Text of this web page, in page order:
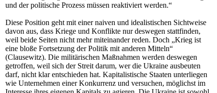
und der politische Prozess müssen reaktiviert werden.“
Diese Position geht mit einer naiven und idealistischen Sichtweise
davon aus, dass Kriege und Konflikte nur deswegen stattfinden,
weil beide Seiten nicht mehr miteinander reden. Doch „Krieg ist
eine bloße Fortsetzung der Politik mit anderen Mitteln“
(Clausewitz). Die militärischen Maßnahmen werden deswegen
getroffen, weil sich der Streit darum, wer die Ukraine ausbeuten
darf, nicht klar entschieden hat. Kapitalistische Staaten unterliegen
wie Unternehmen einer Konkurrenz und versuchen, möglichst im